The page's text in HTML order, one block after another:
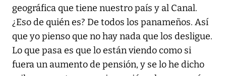
geográfica que tiene nuestro país y al Canal.
¿Eso de quién es? De todos los panameños. Así
que yo pienso que no hay nada que los desligue.
Lo que pasa es que lo están viendo como si
fuera un aumento de pensión, y se lo he dicho